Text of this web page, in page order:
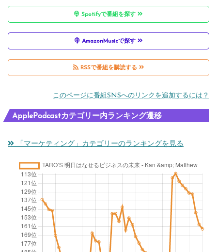
Spotifyで番組を探す
AmazonMusicで探す
RSSで番組を購読する
このページに番組SNSへのリンクを追加するには？
ApplePodcastカテゴリー内ランキング遷移
「マーケティング」カテゴリーのランキングを見る